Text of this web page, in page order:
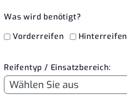
Was wird benötigt?
Vorderreifen
Hinterreifen
Reifentyp / Einsatzbereich: